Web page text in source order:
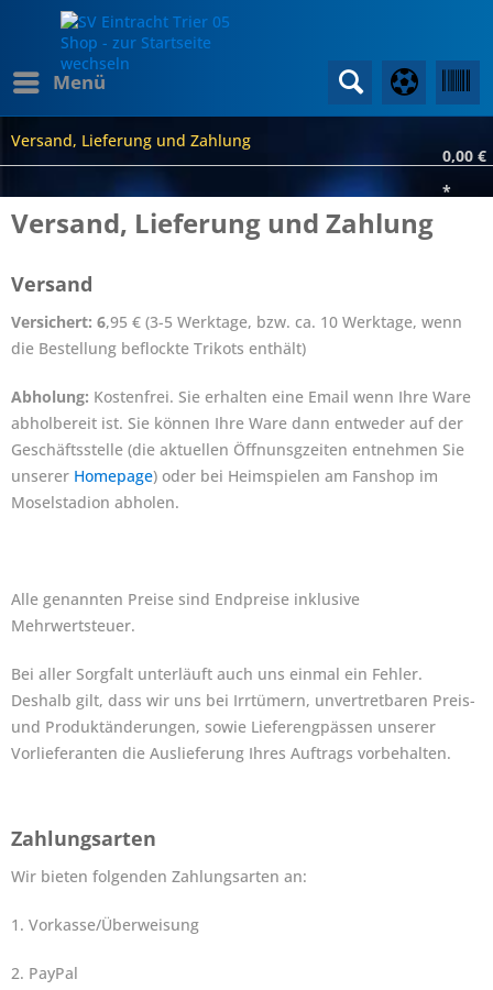
Menü
0,00 €
*
Versand, Lieferung und Zahlung
Versand, Lieferung und Zahlung
Versand
Versichert: 6,95 € (3-5 Werktage, bzw. ca. 10 Werktage, wenn
die Bestellung beflockte Trikots enthält)
Abholung: Kostenfrei. Sie erhalten eine Email wenn Ihre Ware
abholbereit ist. Sie können Ihre Ware dann entweder auf der
Geschäftsstelle (die aktuellen Öffnunsgzeiten entnehmen Sie
unserer Homepage) oder bei Heimspielen am Fanshop im
Moselstadion abholen.
Alle genannten Preise sind Endpreise inklusive
Mehrwertsteuer.
Bei aller Sorgfalt unterläuft auch uns einmal ein Fehler.
Deshalb gilt, dass wir uns bei Irrtümern, unvertretbaren Preis-
und Produktänderungen, sowie Lieferengpässen unserer
Vorlieferanten die Auslieferung Ihres Auftrags vorbehalten.
Zahlungsarten
Wir bieten folgenden Zahlungsarten an:
1. Vorkasse/Überweisung
2. PayPal